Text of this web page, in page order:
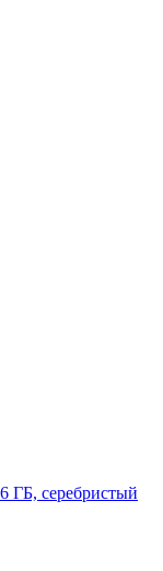
ГБ, серебристый